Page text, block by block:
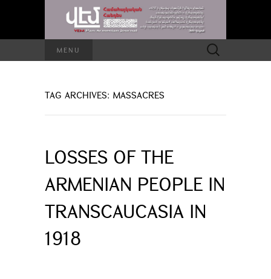
MENU
Search
for:
TAG ARCHIVES: MASSACRES
LOSSES OF THE
ARMENIAN PEOPLE IN
TRANSCAUCASIA IN
1918